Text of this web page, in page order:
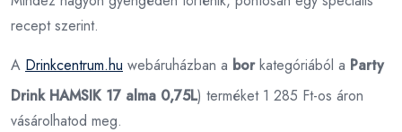
recept szerint.
A Drinkcentrum.hu webáruházban a borkategóriából a Party
Drink HAMSIK 17 alma 0,75L) terméket 1 285 Ft-os áron
vásárolhatod meg.